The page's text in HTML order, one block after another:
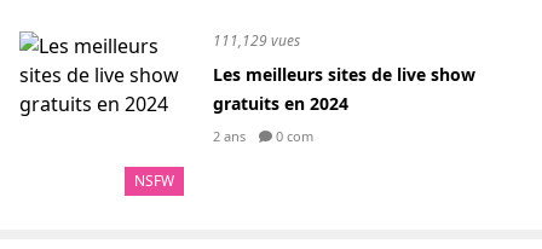
NSFW
111,129 vues
Les meilleurs sites de live show
gratuits en 2024
2 ans 0 com